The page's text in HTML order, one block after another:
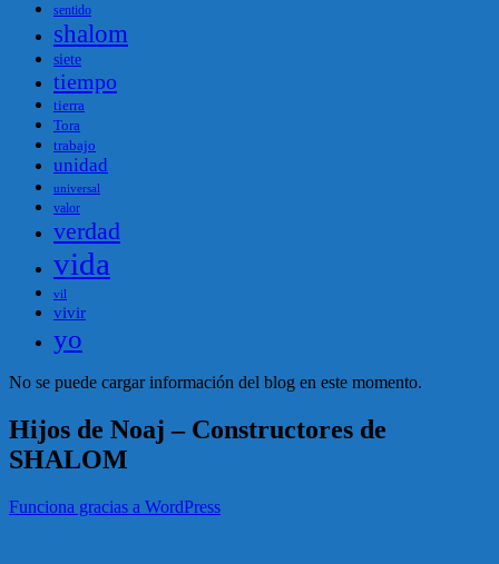
sentido
shalom
siete
tiempo
tierra
Tora
trabajo
unidad
universal
valor
verdad
vida
vil
vivir
yo
No se puede cargar información del blog en este momento.
Hijos de Noaj – Constructores de
SHALOM
Funciona gracias a WordPress